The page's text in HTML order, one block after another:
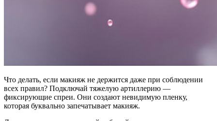
Что делать, если макияж не держится даже при соблюдении
всех правил? Подключай тяжелую артиллерию —
фиксирующие спреи. Они создают невидимую пленку,
которая буквально запечатывает макияж.